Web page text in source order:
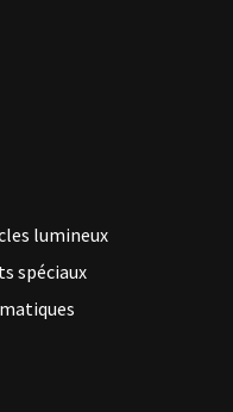
lumineux
spéciaux